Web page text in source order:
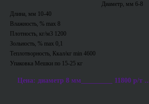
Диаметр, мм 6-8
Длина, мм 10-40
Влажность, % max 8
Плотность, кг/м3 1200
Зольность, % max 0,1
Теплотворность, Ккал/кг min 4600
Упаковка Мешки по 15-25 кг
Цена: диаметр 8 мм_________ 11800 р/т